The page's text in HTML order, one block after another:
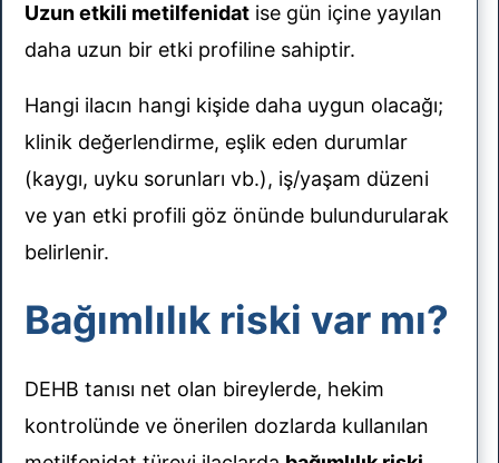
Uzun etkili metilfenidat ise gün içine yayılan
daha uzun bir etki profiline sahiptir.
Hangi ilacın hangi kişide daha uygun olacağı;
klinik değerlendirme, eşlik eden durumlar
(kaygı, uyku sorunları vb.), iş/yaşam düzeni
ve yan etki profili göz önünde bulundurularak
belirlenir.
Bağımlılık riski var mı?
DEHB tanısı net olan bireylerde, hekim
kontrolünde ve önerilen dozlarda kullanılan